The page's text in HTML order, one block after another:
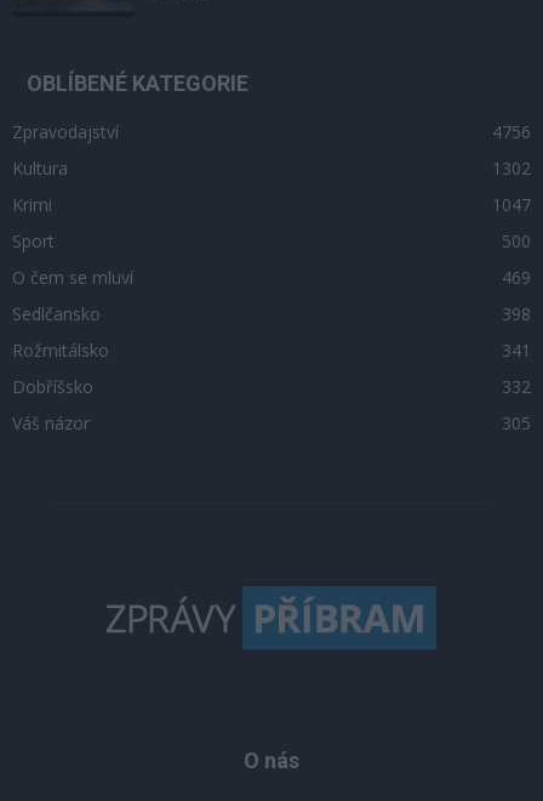
OBLÍBENÉ KATEGORIE
Zpravodajství
4756
Kultura
1302
Krimi
1047
Sport
500
O čem se mluví
469
Sedlčansko
398
Rožmitálsko
341
Dobříšsko
332
Váš názor
305
O nás